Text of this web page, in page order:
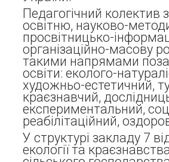
Педагогічний колектив
освітню, науково-
просвітницько-
організаційно-масову
такими напрямами
освіти: еколого-
художньо-естетичний,
краєзнавчий,
експериментальний,
реабілітаційний,
У структурі закладу 7
екології та